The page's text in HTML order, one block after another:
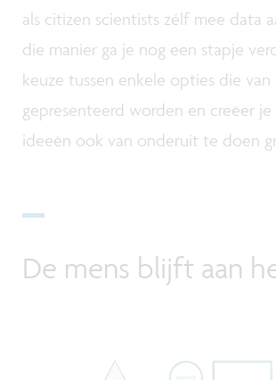
als citizen scientists zélf mee data
die manier ga je nog een stapje
keuze tussen enkele opties die
gepresenteerd worden en creëer
ideeën ook van onderuit te doen
De mens blijft aan